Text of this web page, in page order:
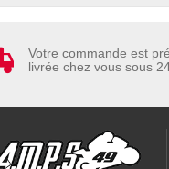
Votre commande est
livrée chez vous sous